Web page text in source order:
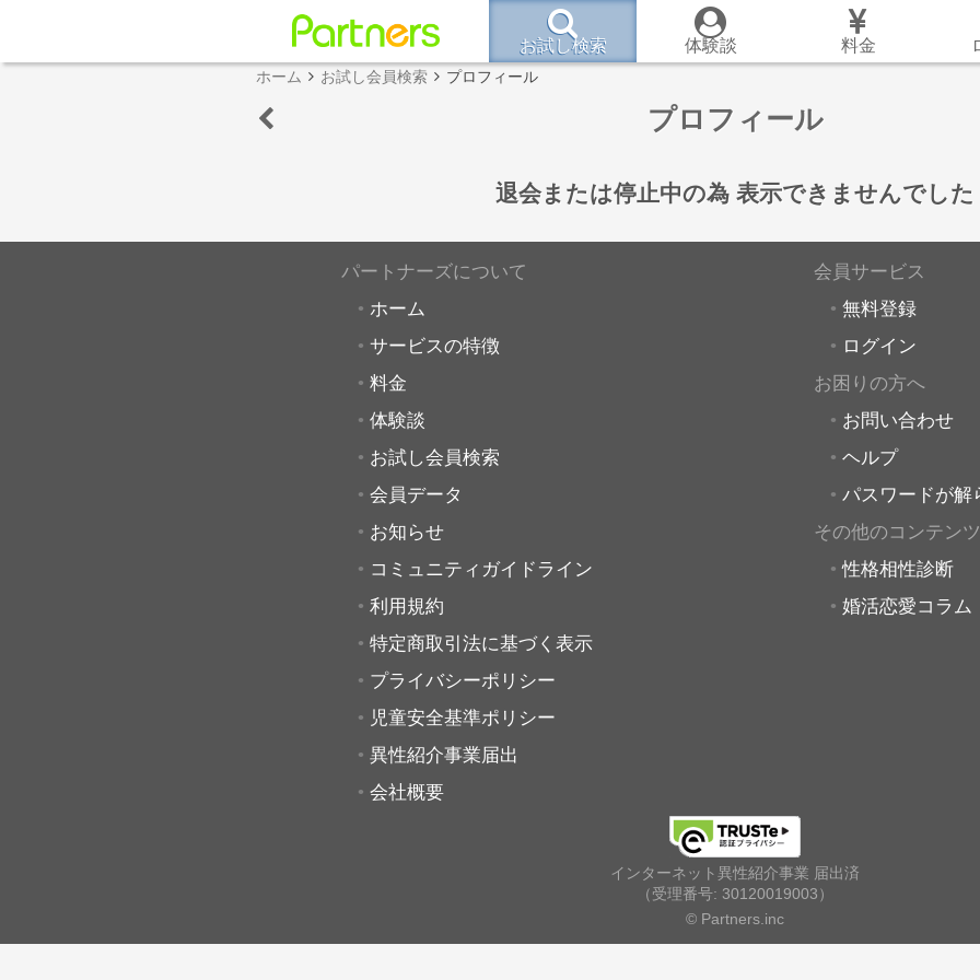
お試し検索 体験談 料金
ホーム お試し会員検索 プロフィール
プロフィール
退会または停止中の為 表示できませんでした
パートナーズについて
ホーム
サービスの特徴
料金
体験談
お試し会員検索
会員データ
お知らせ
コミュニティガイドライン
利用規約
特定商取引法に基づく表示
プライバシーポリシー
児童安全基準ポリシー
異性紹介事業届出
会社概要
会員サービス
無料登録
ログイン
お困りの方へ
お問い合わせ
ヘルプ
パスワードが解
その他のコンテンツ
性格相性診断
婚活恋愛コラム
インターネット異性紹介事業 届出済
（受理番号: 30120019003）
© Partners.inc